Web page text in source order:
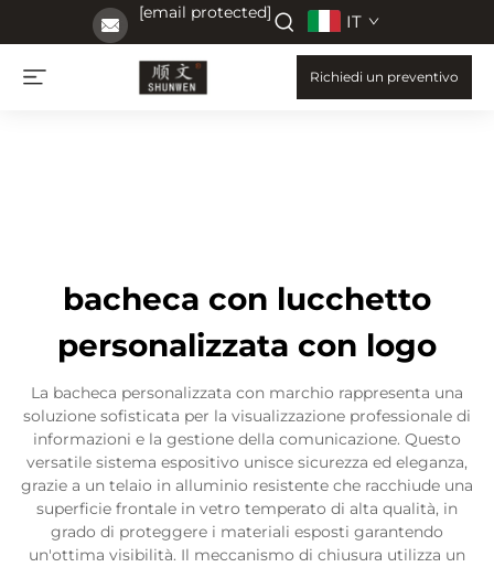
[email protected] IT
Richiedi un preventivo
bacheca con lucchetto
personalizzata con logo
La bacheca personalizzata con marchio rappresenta una
soluzione sofisticata per la visualizzazione professionale di
informazioni e la gestione della comunicazione. Questo
versatile sistema espositivo unisce sicurezza ed eleganza,
grazie a un telaio in alluminio resistente che racchiude una
superficie frontale in vetro temperato di alta qualità, in
grado di proteggere i materiali esposti garantendo
un'ottima visibilità. Il meccanismo di chiusura utilizza un